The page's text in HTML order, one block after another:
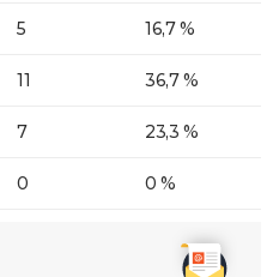
5 16,7 %
11 36,7 %
7 23,3 %
0 0 %